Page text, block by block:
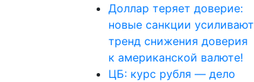
Доллар теряет доверие:
новые санкции усиливают
тренд снижения доверия
к американской валюте!
ЦБ: курс рубля — дело